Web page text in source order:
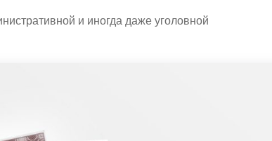
и иногда даже уголовной